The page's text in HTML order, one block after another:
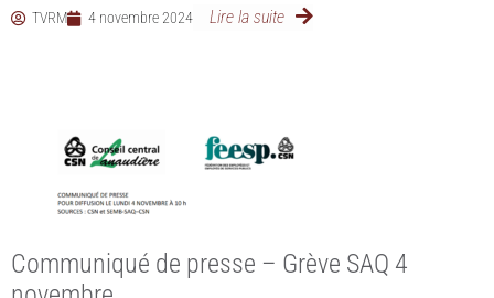
TVRM 4 novembre 2024 Lire la suite
Communiqué de presse – Grève SAQ 4